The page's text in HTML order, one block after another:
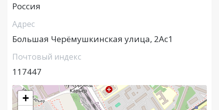
Россия
Адрес
Большая Черёмушкинская улица, 2Ас1
Почтовый индекс
117447
+